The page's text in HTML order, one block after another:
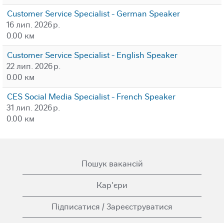
Customer Service Specialist - German Speaker
16 лип. 2026 р.
0.00 км
Customer Service Specialist - English Speaker
22 лип. 2026 р.
0.00 км
CES Social Media Specialist - French Speaker
31 лип. 2026 р.
0.00 км
Пошук вакансій
Кар'єри
Підписатися / Зареєструватися